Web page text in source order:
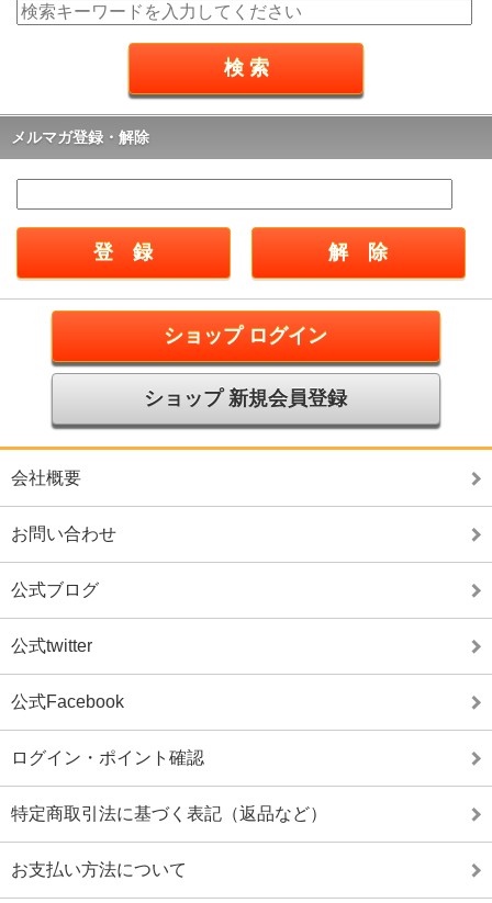
メルマガ登録・解除
ショップ ログイン
ショップ 新規会員登録
会社概要
お問い合わせ
公式ブログ
公式twitter
公式Facebook
ログイン・ポイント確認
特定商取引法に基づく表記（返品など）
お支払い方法について